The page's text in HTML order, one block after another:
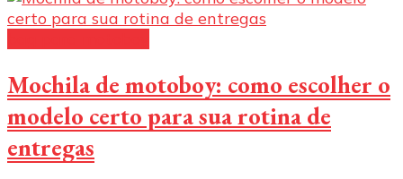
Mochila de motoboy: como escolher o
modelo certo para sua rotina de
entregas